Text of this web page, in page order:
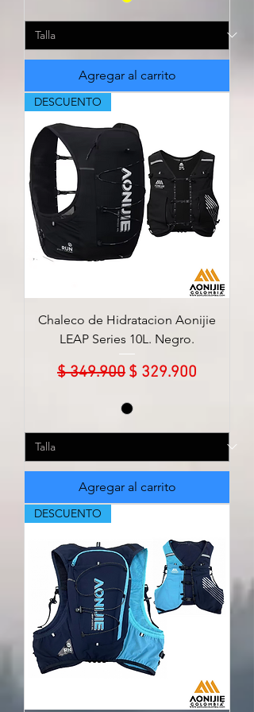
Agregar al carrito
DESCUENTO
Chaleco de Hidratacion Aonijie
LEAP Series 10L. Negro.
Precio
$ 349.900 Precio de oferta
$ 329.900
Agregar al carrito
DESCUENTO